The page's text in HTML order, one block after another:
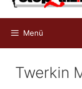
Menü
Twerkin